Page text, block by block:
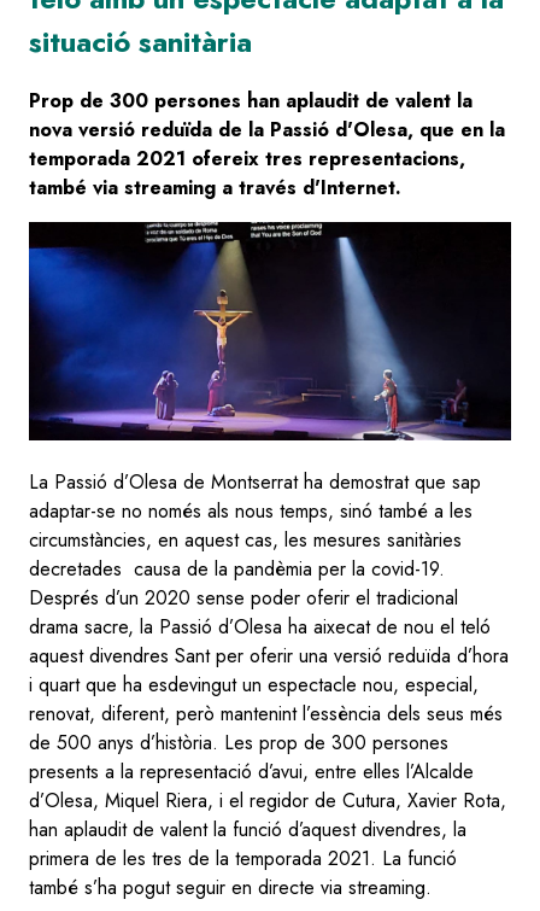
situació sanitària
Prop de 300 persones han aplaudit de valent la
nova versió reduïda de la Passió d'Olesa, que en la
temporada 2021 ofereix tres representacions,
també via streaming a través d'Internet.
La Passió d’Olesa de Montserrat ha demostrat que sap
adaptar-se no només als nous temps, sinó també a les
circumstàncies, en aquest cas, les mesures sanitàries
decretades causa de la pandèmia per la covid-19.
Després d’un 2020 sense poder oferir el tradicional
drama sacre, la Passió d’Olesa ha aixecat de nou el teló
aquest divendres Sant per oferir una versió reduïda d’hora
i quart que ha esdevingut un espectacle nou, especial,
renovat, diferent, però mantenint l’essència dels seus més
de 500 anys d’història. Les prop de 300 persones
presents a la representació d’avui, entre elles l’Alcalde
d’Olesa, Miquel Riera, i el regidor de Cutura, Xavier Rota,
han aplaudit de valent la funció d’aquest divendres, la
primera de les tres de la temporada 2021. La funció
també s’ha pogut seguir en directe via streaming.